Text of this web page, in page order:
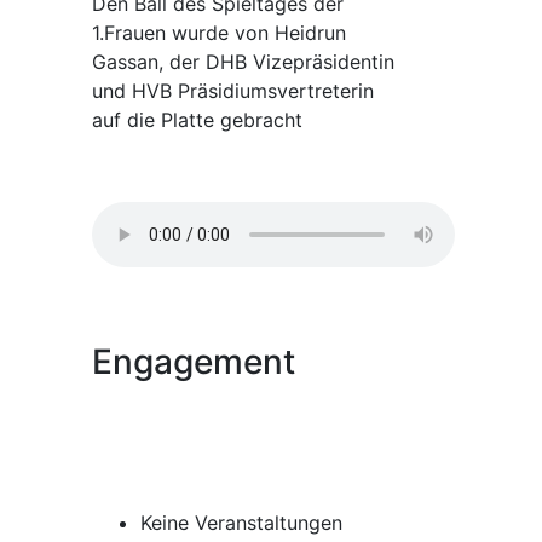
1.Frauen wurde von Heidrun
Gassan, der DHB Vizepräsidentin
und HVB Präsidiumsvertreterin
auf die Platte gebracht
Engagement
Keine Veranstaltungen